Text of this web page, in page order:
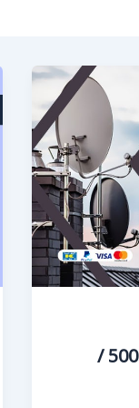
فني ستلايت العبدلي / 50050623 /